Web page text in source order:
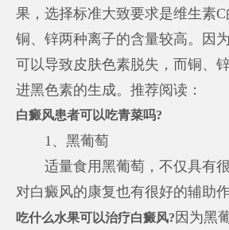
果，选择标准大致要求是维生素
铜、锌两种离子的含量较高。因
可以导致皮肤色素脱失，而铜、
进黑色素的生成。推荐阅读：
白癜风患者可以吃青菜吗?
1、黑葡萄
适量食用黑葡萄，不仅具有很
对白癜风的康复也有很好的辅助作
吃什么水果可以治疗白癜风? 因为黑